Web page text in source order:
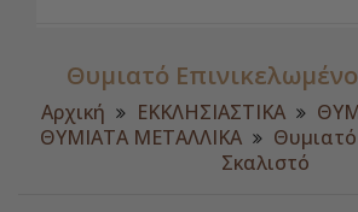
Θυμιατό
Αρχική ΕΚΚΛΗΣΙΑΣΤΙΚΑ
ΘΥΜΙΑΤΑ ΜΕΤΑΛΛΙΚΑ
Θυμιατό
Σκαλιστό